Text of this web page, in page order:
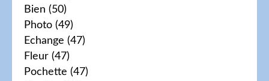
Bien (50)
Photo (49)
Echange (47)
Fleur (47)
Pochette (47)